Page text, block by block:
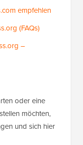
empfehlen
(FAQs)
–
oder eine
möchten,
und sich hier